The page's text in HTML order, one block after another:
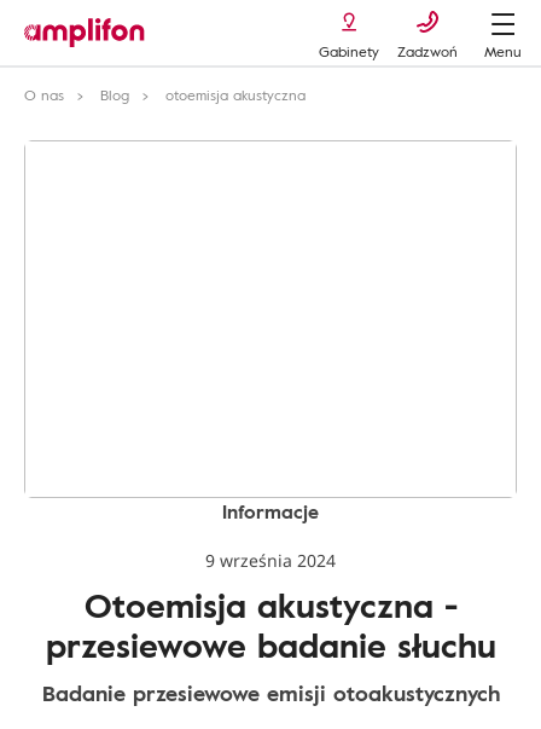
Gabinety Zadzwoń
Menu
O nas
Blog otoemisja akustyczna
Informacje
9 września 2024
Otoemisja akustyczna -
przesiewowe badanie słuchu
Badanie przesiewowe emisji otoakustycznych